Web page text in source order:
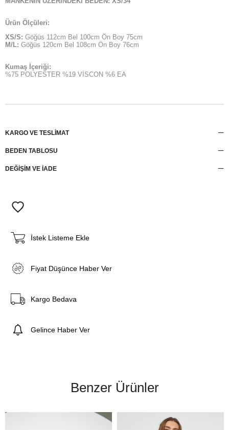
Ürün Ölçüleri:
XS/S: Göğüs 112cm Bel 100cm Ön Boy 75cm
M/L: Göğüs 120cm Bel 108cm Ön Boy 76cm
Kumaş İçeriği:
%75 POLYESTER %19 VİSCON %6 EA
KARGO VE TESLİMAT
BEDEN TABLOSU
DEĞİŞİM VE İADE
İstek Listeme Ekle
Fiyat Düşünce Haber Ver
Kargo Bedava
Gelince Haber Ver
Benzer Ürünler